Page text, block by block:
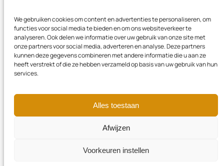
We gebruiken cookies om content en advertenties te personaliseren, om
functies voor social media te bieden en om ons websiteverkeer te
analyseren. Ook delen we informatie over uw gebruik van onze site met
onze partners voor social media, adverteren en analyse. Deze partners
kunnen deze gegevens combineren met andere informatie die u aan ze
heeft verstrekt of die ze hebben verzameld op basis van uw gebruik van hun
services.
Alles toestaan
Afwijzen
Voorkeuren instellen
Kozijnen2GO
Over Ons
Veelgestelde vragen
Privacyverklaring
© 2026 – Kozijnen2GO
Instagram
LinkedIn
Facebook